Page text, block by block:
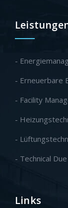
-
- Erneuerbare
- Facility
-
-
- Technical
Links